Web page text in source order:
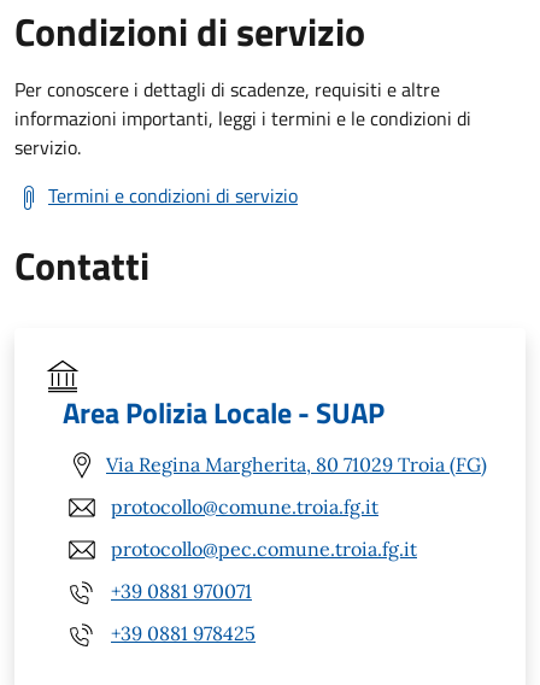
Condizioni di servizio
Per conoscere i dettagli di scadenze, requisiti e altre
informazioni importanti, leggi i termini e le condizioni di
servizio.
Termini e condizioni di servizio
Contatti
Area Polizia Locale - SUAP
Via Regina Margherita, 80 71029 Troia (FG)
protocollo@comune.troia.fg.it
protocollo@pec.comune.troia.fg.it
+39 0881 970071
+39 0881 978425